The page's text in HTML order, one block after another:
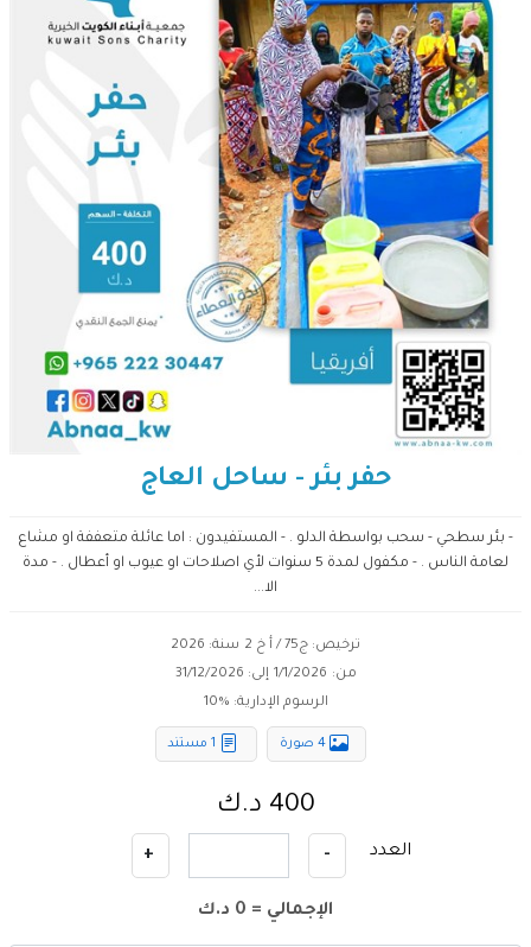
حفر بئر - ساحل العاج
- بئر سطحي - سحب بواسطة الدلو . - المستفيدون : اما عائلة متعففة او مشاع
لعامة الناس . - مكفول لمدة 5 سنوات لأي اصلاحات او عيوب او أعطال . - مدة
الا...
ترخيص: ج75 / أ خ 2
سنة: 2026
من: 1/1/2026 إلى: 31/12/2026
الرسوم الإدارية: %10
4 صورة 1 مستند
400 د.ك
العدد -
+
الإجمالي = 0 د.ك